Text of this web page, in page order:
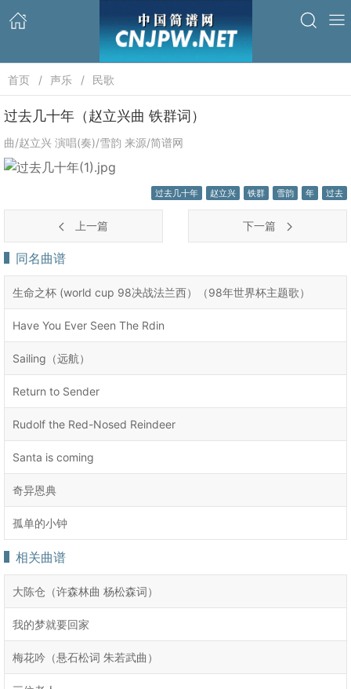
首页 声乐 民歌
过去几十年（赵立兴曲 铁群词）
曲/赵立兴 演唱(奏)/雪韵 来源/简谱网
过去几十年 赵立兴 铁群 雪韵 年 过去
上一篇 下一篇
同名曲谱
生命之杯 (world cup 98决战法兰西）（98年世界杯主题歌）
Have You Ever Seen The Rdin
Sailing（远航）
Return to Sender
Rudolf the Red-Nosed Reindeer
Santa is coming
奇异恩典
孤单的小钟
相关曲谱
大陈仓（许森林曲 杨松森词）
我的梦就要回家
梅花吟（悬石松词 朱若武曲）